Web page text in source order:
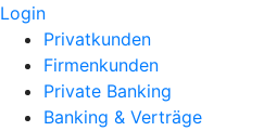
Login
Privatkunden
Firmenkunden
Private Banking
Banking & Verträge